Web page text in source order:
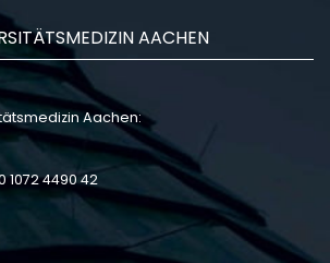
AACHEN
Aachen:
1072 4490 42